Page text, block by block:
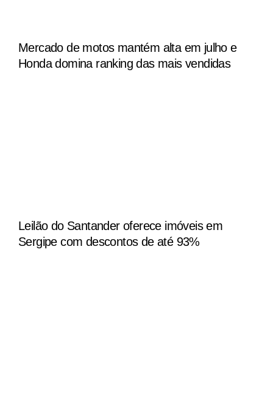
Mercado de motos mantém alta em julho e
Honda domina ranking das mais vendidas
Leilão do Santander oferece imóveis em
Sergipe com descontos de até 93%